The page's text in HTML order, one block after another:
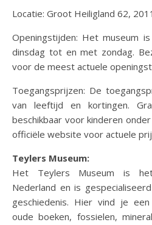
Locatie: Groot Heiligland 62,
Openingstijden: Het museum
dinsdag tot en met zondag.
voor de meest actuele
Toegangsprijzen: De
van leeftijd en kortingen.
beschikbaar voor kinderen
officiële website voor actuele
Teylers Museum:
Het Teylers Museum is
Nederland en is
geschiedenis. Hier vind je
oude boeken, fossielen,